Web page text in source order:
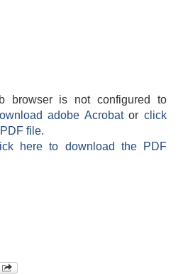
browser is not configured to
adobe Acrobatorclick
file.
here to download the PDF